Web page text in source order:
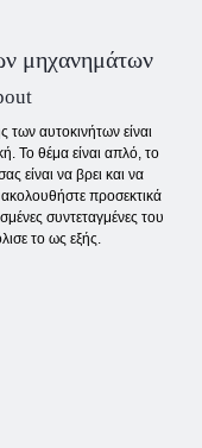
μηχανημάτων
των αυτοκινήτων είναι
Το θέμα είναι απλό, το
είναι να βρει και να
προσεκτικά
συντεταγμένες του
το ως εξής.